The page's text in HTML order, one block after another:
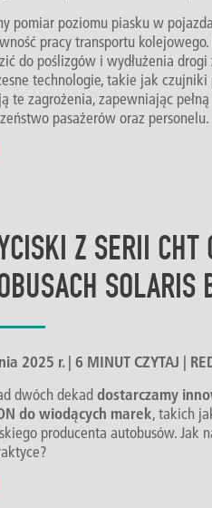
pomiar poziomu piasku w
pracy transportu
do poślizgów i wydłużenia
technologie, takie jak
te zagrożenia, zapewniając
pasażerów oraz personelu.
Z SERII CHT
SOLARIS
2025 r. | 6 MINUT CZYTAJ |
dwóch dekaddostarczamy
do wiodących marek, takich
producenta autobusów. Jak